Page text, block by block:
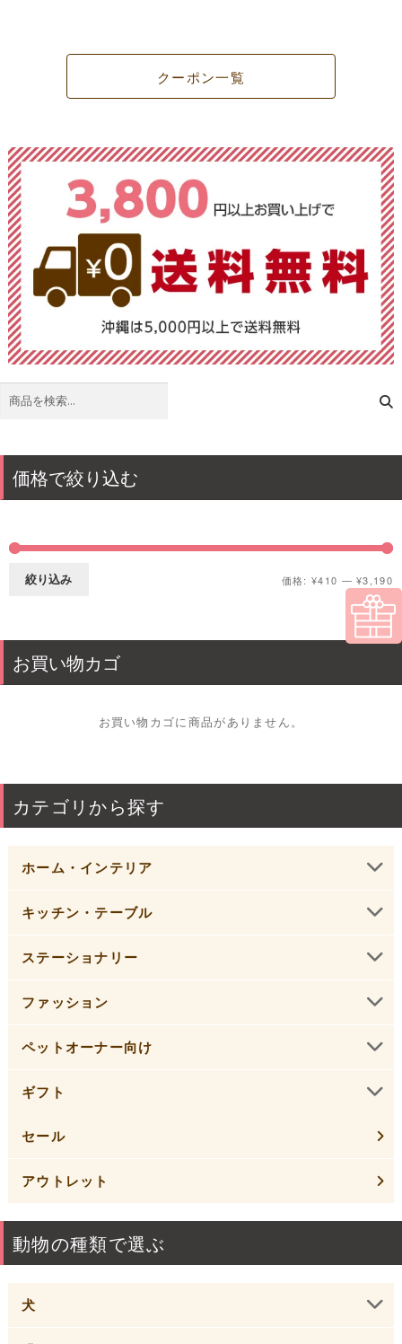
クーポン一覧
検
価格で絞り込む
価
格
価
格
絞り込み 価格:¥410 —¥3,190
お買い物カゴ
お買い物カゴに商品がありません。
カテゴリから探す
ホーム・インテリア
キッチン・テーブル
ステーショナリー
ファッション
ペットオーナー向け
ギフト
セール
アウトレット
動物の種類で選ぶ
犬